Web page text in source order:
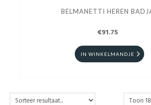
BELMANETTI HEREN
€91.75
IN WINKELMANDJE